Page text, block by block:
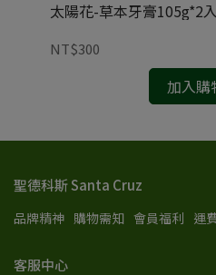
太陽花-草本牙膏105g*2
NT$300
加入購
聖德科斯 Santa Cruz
品牌精神 購物需知 會員福利 運
客服中心